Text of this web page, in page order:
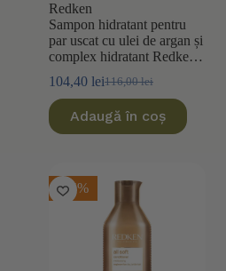
Redken
Sampon hidratant pentru
par uscat cu ulei de argan și
complex hidratant Redken
116,00lei
Prețul
a
fost:
104,40 leiPrețul
este:
104,40 lei.
Adaugă în coș
-15%